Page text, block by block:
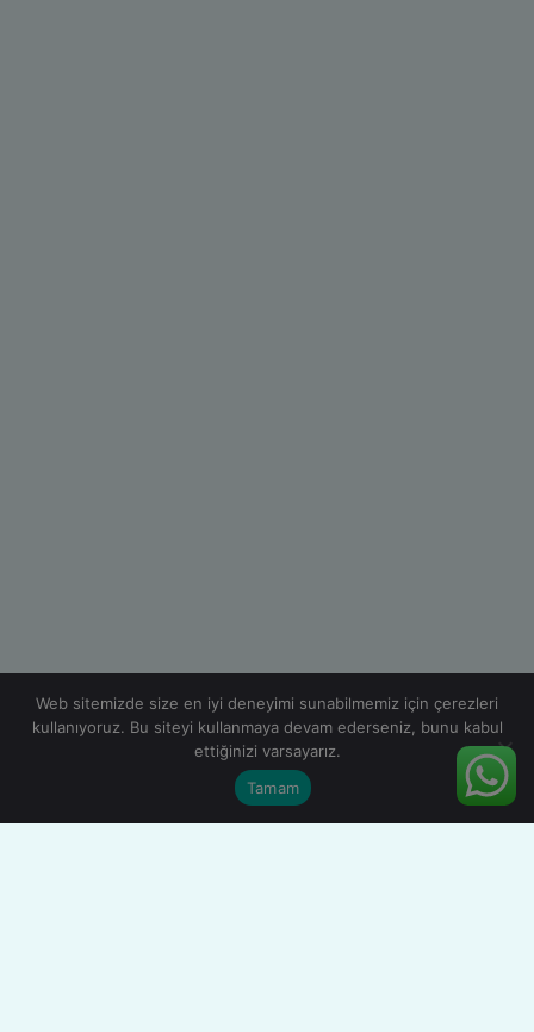
Web sitemizde size en iyi deneyimi sunabilmemiz için çerezleri
kullanıyoruz. Bu siteyi kullanmaya devam ederseniz, bunu kabul
ettiğinizi varsayarız.
Tamam